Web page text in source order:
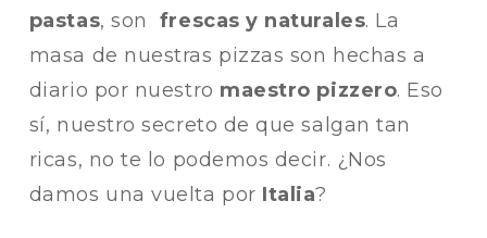
pastas, son frescas y naturales. La
masa de nuestras pizzas son hechas a
diario por nuestro maestro pizzero. Eso
sí, nuestro secreto de que salgan tan
ricas, no te lo podemos decir. ¿Nos
damos una vuelta por Italia?